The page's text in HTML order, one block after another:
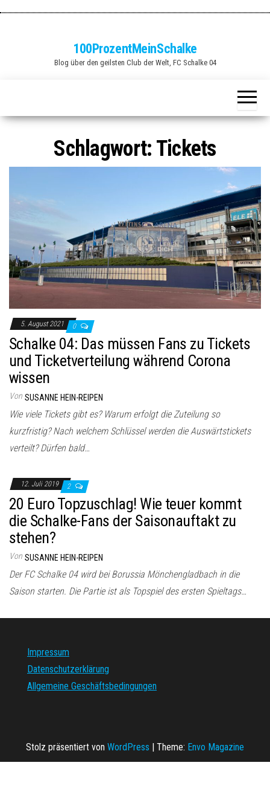
100ProzentMeinSchalke
Blog über den geilsten Club der Welt, FC Schalke 04
Schlagwort: Tickets
5. August 2021 0
Schalke 04: Das müssen Fans zu Tickets
und Ticketverteilung während Corona
wissen
Von SUSANNE HEIN-REIPEN
Wie viele Tickets gibt es? Warum erfolgt die Zuteilung so
kurzfristig? Nach welchem Schlüssel werden die Auswärtstickets
verteilt? Dürfen bald…
12. Juli 2019 2
20 Euro Topzuschlag! Wie teuer kommt
die Schalke-Fans der Saisonauftakt zu
stehen?
Von SUSANNE HEIN-REIPEN
Der FC Schalke 04 wird bei Borussia Mönchengladbach in die
Saison starten. Die Partie ist als Topspiel des ersten Spieltags…
Impressum
Datenschutzerklärung
Allgemeine Geschäftsbedingungen
Stolz präsentiert von WordPress | Theme: Envo Magazine